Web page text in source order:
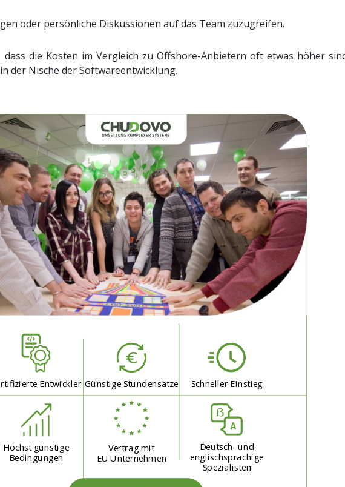
oder persönliche Diskussionen auf das Team zuzugreifen.
die Kosten im Vergleich zu Offshore-Anbietern oft etwas höher
der Nische der Softwareentwicklung.
Entwickler Günstige Stundensätze Schneller Einstieg
Höchst günstige
Bedingungen
Vertrag mit
EU Unternehmen
Deutsch- und
englischsprachige
Spezialisten